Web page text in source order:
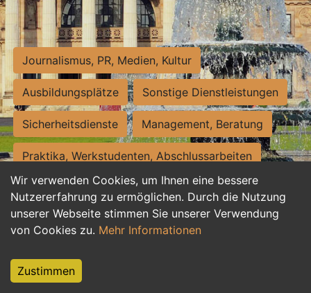
Wir verwenden Cookies, um Ihnen eine bessere
Nutzererfahrung zu ermöglichen. Durch die Nutzung
unserer Webseite stimmen Sie unserer Verwendung
von Cookies zu. Mehr Informationen
Zustimmen
Journalismus, PR, Medien, Kultur
Ausbildungsplätze Sonstige Dienstleistungen
Sicherheitsdienste Management, Beratung
Praktika, Werkstudenten, Abschlussarbeiten
Personalwesen Assistenz, Sekretariat
Hilfskräfte, Aushilfs- und Nebenjobs
Weiterbildung, Studium, duale Ausbildung